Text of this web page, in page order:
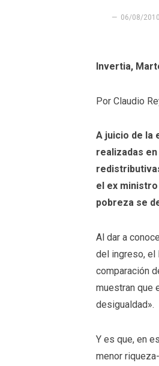
06/08/2010
Invertia,
Por Claudio
A juicio de la
realizadas
el ex
pobreza se
Al dar a
del ingreso, el
comparación
muestran que
desigualdad».
Y es que, en
menor